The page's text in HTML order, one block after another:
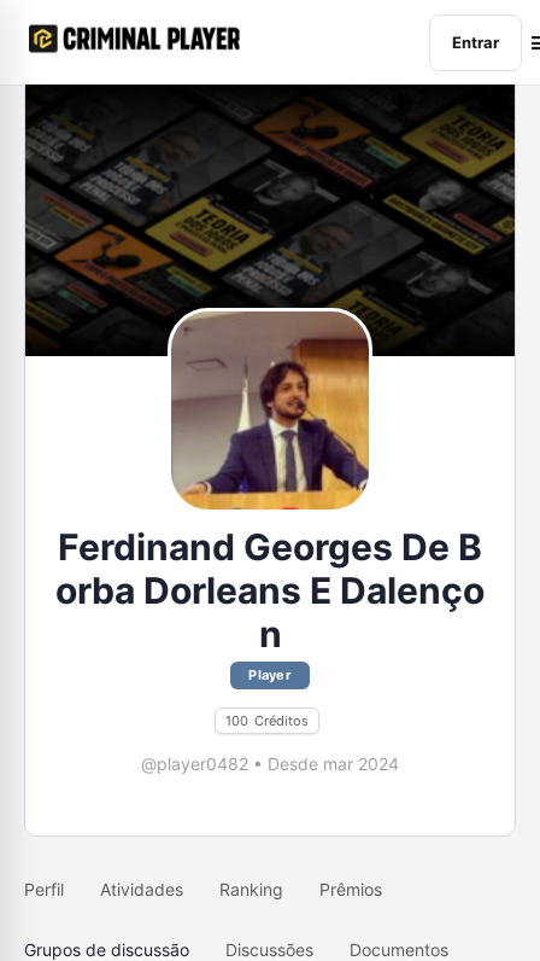
Entrar
Ferdinand Georges De B
orba Dorleans E Dalenço
n
Player
100 Créditos
@player0482 • Desde mar 2024
Perfil Atividades Ranking Prêmios
Grupos de discussão Discussões Documentos